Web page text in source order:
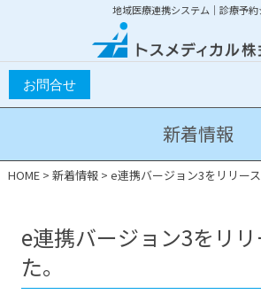
地域医療連携システム｜診療予約
新着情報
HOME > 新着情報> e連携バージョン3をリリース
e連携バージョン3をリ
た。